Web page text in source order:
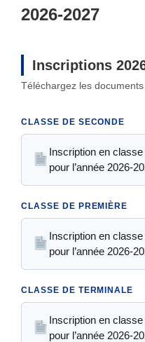
2026-2027
Inscriptions
Téléchargez les
CLASSE DE SECONDE
Inscription en
pour l’année 2026-
CLASSE DE PREMIÈRE
Inscription en
pour l’année 2026-
CLASSE DE TERMINALE
Inscription en
pour l’année 2026-